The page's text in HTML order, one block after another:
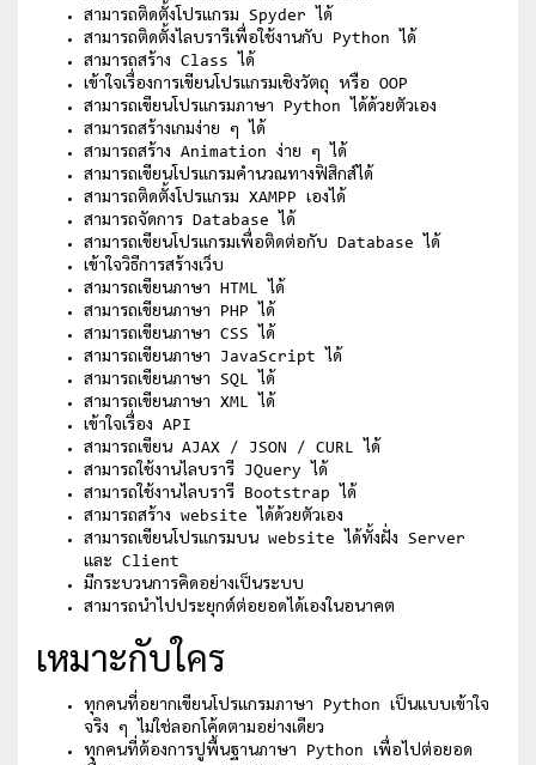
สามารถติดตั้งโปรแกรม Spyder ได้
สามารถติดตั้งไลบรารีเพื่อใช้งานกับ Python ได้
สามารถสร้าง Class ได้
เข้าใจเรื่องการเขียนโปรแกรมเชิงวัตถุ หรือ OOP
สามารถเขียนโปรแกรมภาษา Python ได้ด้วยตัวเอง
สามารถสร้างเกมง่าย ๆ ได้
สามารถสร้าง Animation ง่าย ๆ ได้
สามารถเขียนโปรแกรมคำนวณทางฟิสิกส์ได้
สามารถติดตั้งโปรแกรม XAMPP เองได้
สามารถจัดการ Database ได้
สามารถเขียนโปรแกรมเพื่อติดต่อกับ Database ได้
เข้าใจวิธีการสร้างเว็บ
สามารถเขียนภาษา HTML ได้
สามารถเขียนภาษา PHP ได้
สามารถเขียนภาษา CSS ได้
สามารถเขียนภาษา JavaScript ได้
สามารถเขียนภาษา SQL ได้
สามารถเขียนภาษา XML ได้
เข้าใจเรื่อง API
สามารถเขียน AJAX / JSON / CURL ได้
สามารถใช้งานไลบรารี JQuery ได้
สามารถใช้งานไลบรารี Bootstrap ได้
สามารถสร้าง website ได้ด้วยตัวเอง
สามารถเขียนโปรแกรมบน website ได้ทั้งฝั่ง Server
และ Client
มีกระบวนการคิดอย่างเป็นระบบ
สามารถนำไปประยุกต์ต่อยอดได้เองในอนาคต
เหมาะกับใคร
ทุกคนที่อยากเขียนโปรแกรมภาษา Python เป็นแบบเข้าใจ
จริง ๆ ไม่ใช่ลอกโค้ดตามอย่างเดียว
ทุกคนที่ต้องการปูพื้นฐานภาษา Python เพื่อไปต่อยอด